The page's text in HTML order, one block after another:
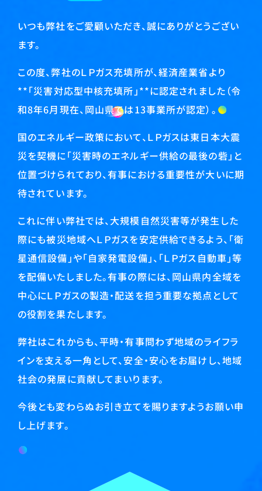
いつも弊社をご愛顧いただき、誠にありがとうござい
ます。
この度、弊社のＬＰガス充填所が、経済産業省より
**「災害対応型中核充填所」**に認定されました（令
和8年6月現在、岡山県では13事業所が認定）。
国のエネルギー政策において、ＬＰガスは東日本大震
災を契機に「災害時のエネルギー供給の最後の砦」と
位置づけられており、有事における重要性が大いに期
待されています。
これに伴い弊社では、大規模自然災害等が発生した
際にも被災地域へＬＰガスを安定供給できるよう、「衛
星通信設備」や「自家発電設備」、「ＬＰガス自動車」等
を配備いたしました。有事の際には、岡山県内全域を
中心にＬＰガスの製造・配送を担う重要な拠点として
の役割を果たします。
弊社はこれからも、平時・有事問わず地域のライフラ
インを支える一角として、安全・安心をお届けし、地域
社会の発展に貢献してまいります。
今後とも変わらぬお引き立てを賜りますようお願い申
し上げます。